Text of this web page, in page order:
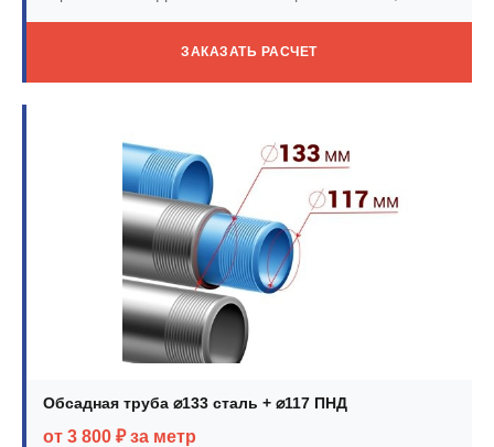
ЗАКАЗАТЬ РАСЧЕТ
Обсадная труба ⌀133 сталь + ⌀117 ПНД
от 3 800 ₽ за метр